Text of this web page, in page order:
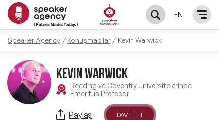
EN
KONUŞMACILAR
Yerel Konuşmacılar
Global Konuşmacılar
KONULAR
Öne Çıkan Konular
ÇÖZÜMLER
Speaker Agency Konuşmacılar Kevin Warwick
KEVIN WARWICK
Reading ve Coventry Üniversitelerinde
Emeritus Profesör
Paylaş DAVET ET